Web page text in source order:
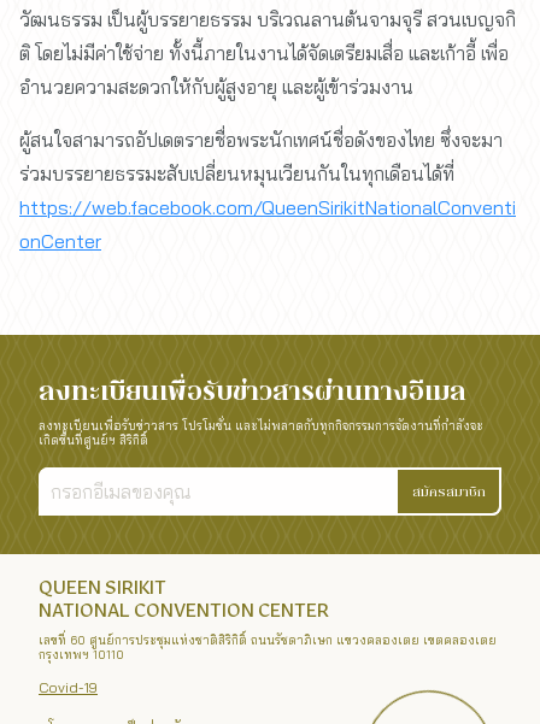
วัฒนธรรม เป็นผู้บรรยายธรรม บริเวณลานต้นจามจุรี สวนเบญจกิ
ติ โดยไม่มีค่าใช้จ่าย ทั้งนี้ภายในงานได้จัดเตรียมเสื่อ และเก้าอี้ เพื่อ
อำนวยความสะดวกให้กับผู้สูงอายุ และผู้เข้าร่วมงาน
ผู้สนใจสามารถอัปเดตรายชื่อพระนักเทศน์ชื่อดังของไทย ซึ่งจะมา
ร่วมบรรยายธรรมะสับเปลี่ยนหมุนเวียนกันในทุกเดือนได้ที่
https://web.facebook.com/QueenSirikitNationalConventi
onCenter
ลงทะเบียนเพื่อรับข่าวสารผ่านทางอีเมล
ลงทะเบียนเพื่อรับข่าวสาร โปรโมชั่น และไม่พลาดกับทุกกิจกรรมการจัดงานที่กำลังจะ
เกิดขึ้นที่ศูนย์ฯ สิริกิติ์
สมัครสมาชิก
QUEEN SIRIKIT
NATIONAL CONVENTION CENTER
เลขที่ 60 ศูนย์การประชุมแห่งชาติสิริกิติ์ ถนนรัชดาภิเษก แขวงคลองเตย เขตคลองเตย
กรุงเทพฯ 10110
Covid-19